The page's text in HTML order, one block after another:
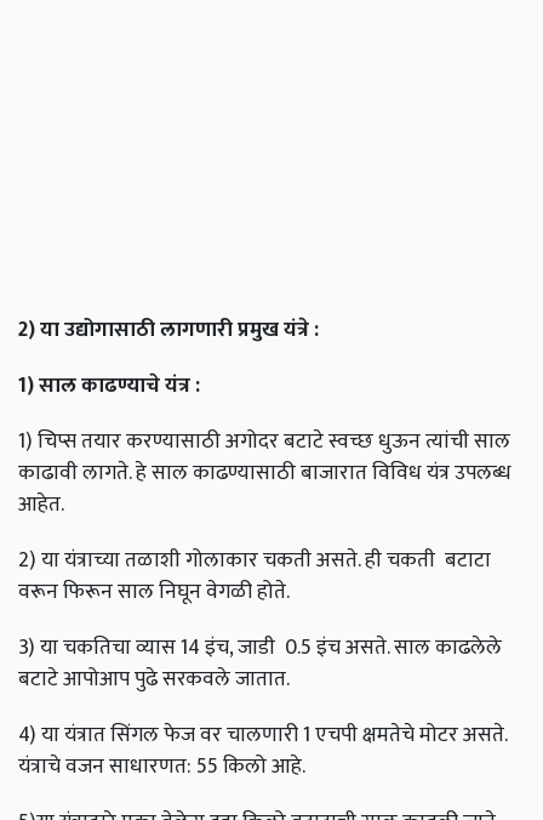
2)याउद्योगासाठीलागणारीप्रमुखयंत्रे:
1)सालकाढण्याचेयंत्र:
1) चिप्स तयार करण्यासाठी अगोदर बटाटे स्वच्छ धुऊन त्यांची साल
काढावी लागते. हे साल काढण्यासाठी बाजारात विविध यंत्र उपलब्ध
आहेत.
2) या यंत्राच्या तळाशी गोलाकार चकती असते. ही चकती बटाटा
वरून फिरून साल निघून वेगळी होते.
3) या चकतिचा व्यास 14 इंच, जाडी 0.5 इंच असते. साल काढलेले
बटाटे आपोआप पुढे सरकवले जातात.
4) या यंत्रात सिंगल फेज वर चालणारी 1 एचपी क्षमतेचे मोटर असते.
यंत्राचे वजन साधारणत: 55 किलो आहे.